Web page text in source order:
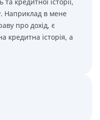
Наприклад в мене
про дохід, є
кредитна історія, а